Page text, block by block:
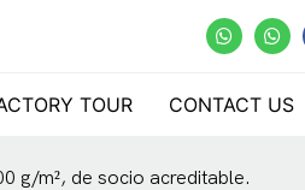
TOUR CONTACT US
g/m², de socio acreditable.